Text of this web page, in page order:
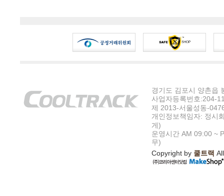
경기도 김포시 양촌읍
사업자등록번호:204-
제 2013-서울성동-
개인정보책임자: 정시
게)
운영시간 AM 09:00 ~
무)
Copyright by 쿨트랙